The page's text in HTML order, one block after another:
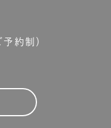
約制）